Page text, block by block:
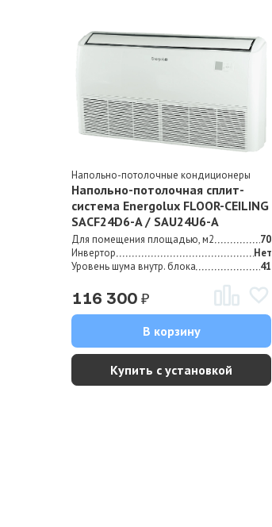
Напольно-потолочные кондиционеры
Напольно-потолочная сплит-
система Energolux FLOOR-CEILING
SAСF24D6-A / SAU24U6-A
Для помещения площадью, м2
70
Инвертор
Нет
Уровень шума внутр. блока
41
116 300₽
В корзину
Купить с установкой